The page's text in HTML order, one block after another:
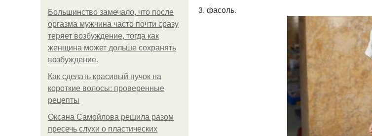
Большинство замечало, что после
оргазма мужчина часто почти сразу
теряет возбуждение, тогда как
женщина может дольше сохранять
возбуждение.
Как сделать красивый пучок на
короткие волосы: проверенные
рецепты
Оксана Самойлова решила разом
пресечь слухи о пластических
3. фасоль.